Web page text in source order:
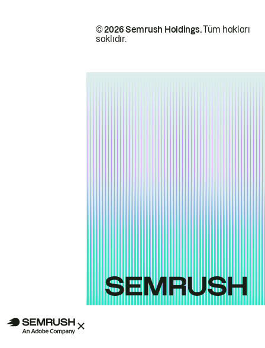
© 2026 Semrush Holdings.Tüm hakları
saklıdır.